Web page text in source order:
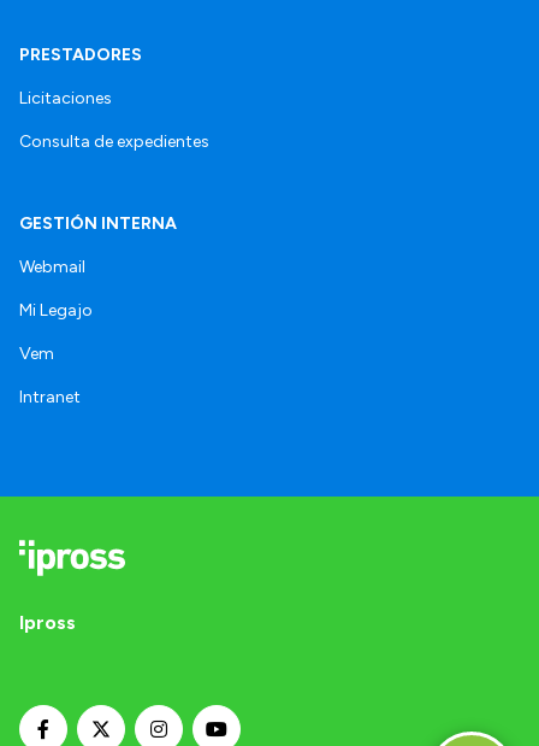
PRESTADORES
Licitaciones
Consulta de expedientes
GESTIÓN INTERNA
Webmail
Mi Legajo
Vem
Intranet
Ipross